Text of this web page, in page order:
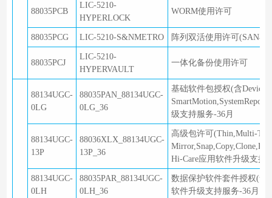
88035PCB
LIC-5210-
HYPERLOCK
WORM使用许可
88035PCG LIC-5210-S&NMETRO 阵列双活使用许可(SAN与
88035PCJ
LIC-5210-
HYPERVAULT
一体化备份使用许可
88134UGC-
0LG
88035PAN_88134UGC-
0LG_36
基础软件包授权(含
级支持服务-36月
88134UGC-
13P
88036XLX_88134UGC-
13P_36
高级包许可(Thin,Multi-
Hi-Care应用软件升级支持
88134UGC-
0LH
88035PAR_88134UGC-
0LH_36
数据保护软件套件授权(含
软件升级支持服务-36月